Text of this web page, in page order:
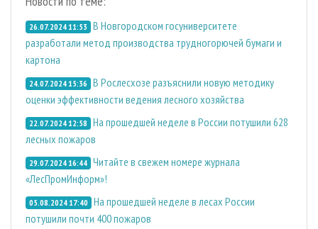
26.07.2024 11:53 В Новгородском госуниверситете
разработали метод производства трудногорючей бумаги и
картона
24.07.2024 15:36 В Рослесхозе разъяснили новую методику
оценки эффективности ведения лесного хозяйства
22.07.2024 12:58 На прошедшей неделе в России потушили 628
лесных пожаров
29.07.2024 16:44 Читайте в свежем номере журнала
«ЛесПромИнформ»!
05.08.2024 17:40 На прошедшей неделе в лесах России
потушили почти 400 пожаров